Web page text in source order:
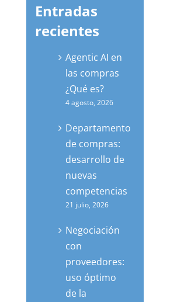
Entradas
recientes
Agentic AI en
las compras
¿Qué es?
4 agosto, 2026
Departamento
de compras:
desarrollo de
nuevas
competencias
21 julio, 2026
Negociación
con
proveedores:
uso óptimo
de la